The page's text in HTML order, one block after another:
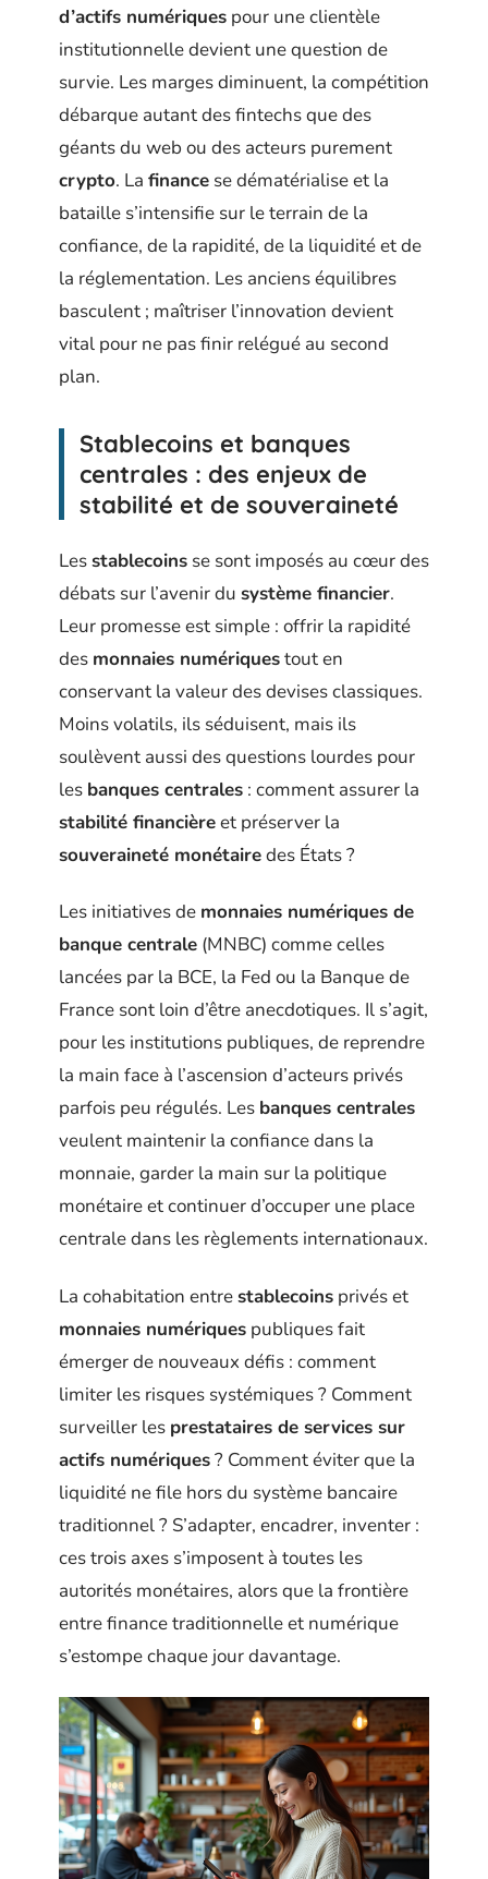
d’actifs numériques pour une clientèle
institutionnelle devient une question de
survie. Les marges diminuent, la compétition
débarque autant des fintechs que des
géants du web ou des acteurs purement
crypto. La finance se dématérialise et la
bataille s’intensifie sur le terrain de la
confiance, de la rapidité, de la liquidité et de
la réglementation. Les anciens équilibres
basculent ; maîtriser l’innovation devient
vital pour ne pas finir relégué au second
plan.
Stablecoins et banques
centrales : des enjeux de
stabilité et de souveraineté
Lesstablecoins se sont imposés au cœur des
débats sur l’avenir du système financier.
Leur promesse est simple : offrir la rapidité
des monnaies numériquestout en
conservant la valeur des devises classiques.
Moins volatils, ils séduisent, mais ils
soulèvent aussi des questions lourdes pour
les banques centrales : comment assurer la
stabilité financièreet préserver la
souveraineté monétairedes États ?
Les initiatives de monnaies numériques de
banque centrale (MNBC) comme celles
lancées par la BCE, la Fed ou la Banque de
France sont loin d’être anecdotiques. Il s’agit,
pour les institutions publiques, de reprendre
la main face à l’ascension d’acteurs privés
parfois peu régulés. Les banques centrales
veulent maintenir la confiance dans la
monnaie, garder la main sur la politique
monétaire et continuer d’occuper une place
centrale dans les règlements internationaux.
La cohabitation entrestablecoins privés et
monnaies numériques publiques fait
émerger de nouveaux défis : comment
limiter les risques systémiques ? Comment
surveiller les prestataires de services sur
actifs numériques? Comment éviter que la
liquidité ne file hors du système bancaire
traditionnel ? S’adapter, encadrer, inventer :
ces trois axes s’imposent à toutes les
autorités monétaires, alors que la frontière
entre finance traditionnelle et numérique
s’estompe chaque jour davantage.